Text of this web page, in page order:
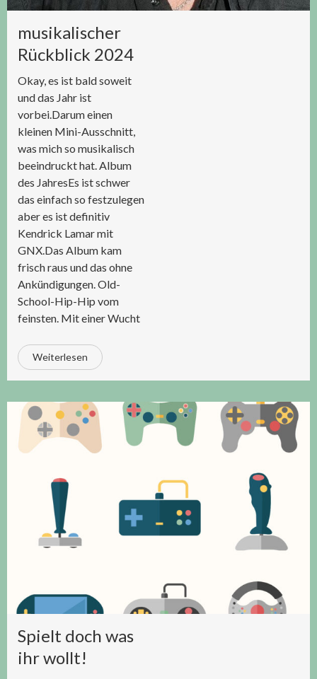
musikalischer
Rückblick 2024
Okay, es ist bald soweit
und das Jahr ist
vorbei.Darum einen
kleinen Mini-Ausschnitt,
was mich so musikalisch
beeindruckt hat. Album
des JahresEs ist schwer
das einfach so festzulegen
aber es ist definitiv
Kendrick Lamar mit
GNX.Das Album kam
frisch raus und das ohne
Ankündigungen. Old-
School-Hip-Hip vom
feinsten. Mit einer Wucht
Weiterlesen
Spielt doch was
ihr wollt!